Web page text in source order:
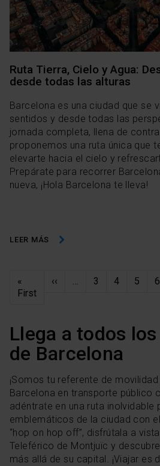
Ruta Tierra, Cielo y Agua:
desde todas las alturas
Barcelona es una ciudad que se
sentidos y desde todas las
jornada completa, llena de
proponemos una ruta única que
elevarte hacia el cielo y
Prepárate para recorrer
nueva, ¡Hola Barcelona te lleva!
LEER MÁS
Paginación
«
FirstPrimera página
‹‹ Página anterior
… 3 4 5 6
Llega a todos
de Barcelona
¡Somos tu referente de
Barcelona en transporte público
adéntrate en una ruta inolvidable
emblemáticos de la ciudad con
“hop on hop off”, disfrútala a
Teleférico de Montjuïc y
más allá de su capital. ¡Viajar es